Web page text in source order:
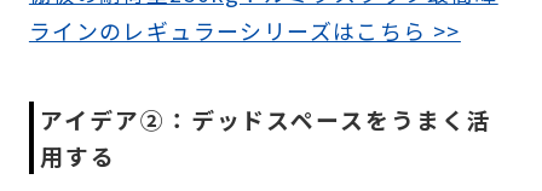
ラインのレギュラーシリーズはこちら >>
アイデア②：デッドスペースをうまく活
用する